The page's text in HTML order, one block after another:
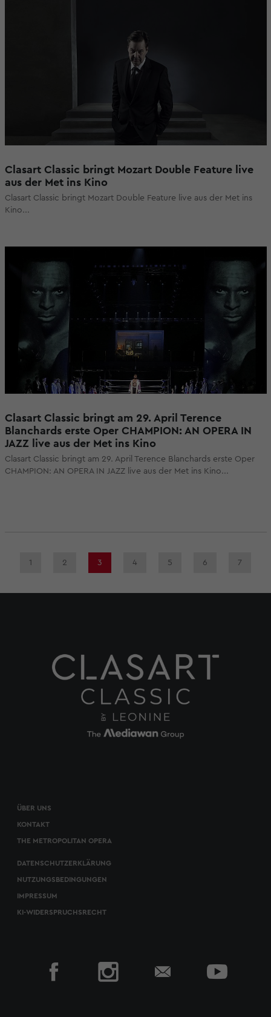
Clasart Classic bringt Mozart Double Feature live
aus der Met ins Kino
Clasart Classic bringt Mozart Double Feature live aus der Met ins
Kino...
Clasart Classic bringt am 29. April Terence
Blanchards erste Oper CHAMPION: AN OPERA IN
JAZZ live aus der Met ins Kino
Clasart Classic bringt am 29. April Terence Blanchards erste Oper
CHAMPION: AN OPERA IN JAZZ live aus der Met ins Kino...
1 2 3 4 5 6 7
ÜBER UNS
KONTAKT
THE METROPOLITAN OPERA
DATENSCHUTZERKLÄRUNG
NUTZUNGSBEDINGUNGEN
IMPRESSUM
KI-WIDERSPRUCHSRECHT